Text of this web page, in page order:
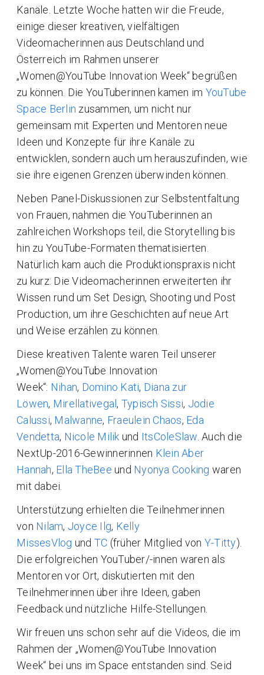
Kanäle. Letzte Woche hatten wir die Freude,
einige dieser kreativen, vielfältigen
Videomacherinnen aus Deutschland und
Österreich im Rahmen unserer
„Women@YouTube Innovation Week“ begrüßen
zu können. Die YouTuberinnen kamen im YouTube
Space Berlin zusammen, um nicht nur
gemeinsam mit Experten und Mentoren neue
Ideen und Konzepte für ihre Kanäle zu
entwicklen, sondern auch um herauszufinden, wie
sie ihre eigenen Grenzen überwinden können.
Neben Panel-Diskussionen zur Selbstentfaltung
von Frauen, nahmen die YouTuberinnen an
zahlreichen Workshops teil, die Storytelling bis
hin zu YouTube-Formaten thematisierten.
Natürlich kam auch die Produktionspraxis nicht
zu kurz: Die Videomacherinnen erweiterten ihr
Wissen rund um Set Design, Shooting und Post
Production, um ihre Geschichten auf neue Art
und Weise erzählen zu können.
Diese kreativen Talente waren Teil unserer
„Women@YouTube Innovation
Week“: Nihan, Domino Kati, Diana zur
Löwen, Mirellativegal, Typisch Sissi, Jodie
Calussi, Malwanne, Fraeulein Chaos, Eda
Vendetta, Nicole Milik und ItsColeSlaw . Auch die
NextUp-2016-Gewinnerinnen Klein Aber
Hannah, Ella TheBee und Nyonya Cooking waren
mit dabei.
Unterstützung erhielten die Teilnehmerinnen
von Nilam, Joyce Ilg, Kelly
MissesVlog und TC (früher Mitglied von Y-Titty).
Die erfolgreichen YouTuber/-innen waren als
Mentoren vor Ort, diskutierten mit den
Teilnehmerinnen über ihre Ideen, gaben
Feedback und nützliche Hilfe-Stellungen.
Wir freuen uns schon sehr auf die Videos, die im
Rahmen der „Women@YouTube Innovation
Week“ bei uns im Space entstanden sind. Seid